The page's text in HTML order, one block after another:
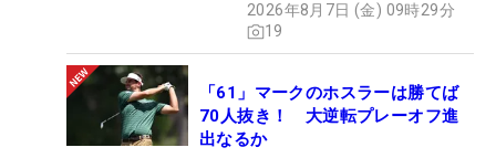
2026年8月7日 (金) 09時29分
19
「61」マークのホスラーは勝てば
70人抜き！ 大逆転プレーオフ進
出なるか